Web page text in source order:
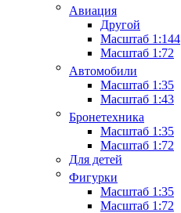
Авиация
Другой
Масштаб 1:144
Масштаб 1:72
Автомобили
Масштаб 1:35
Масштаб 1:43
Бронетехника
Масштаб 1:35
Масштаб 1:72
Для детей
Фигурки
Масштаб 1:35
Масштаб 1:72